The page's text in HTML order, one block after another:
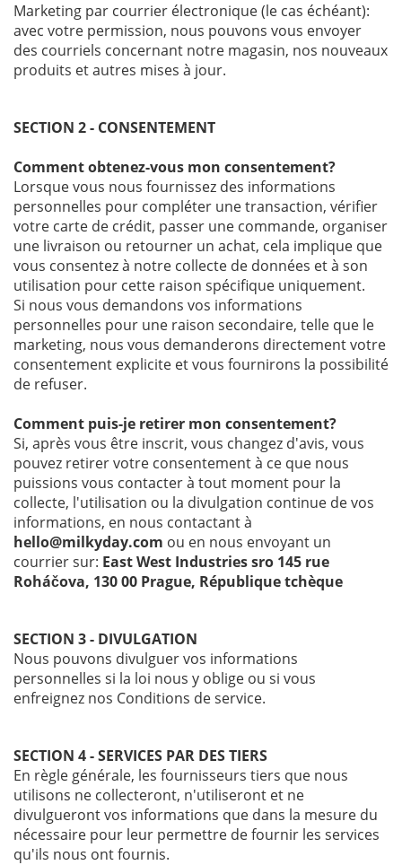
Marketing par courrier électronique (le cas échéant):
avec votre permission, nous pouvons vous envoyer
des courriels concernant notre magasin, nos nouveaux
produits et autres mises à jour.
SECTION 2 - CONSENTEMENT
Comment obtenez-vous mon consentement?
Lorsque vous nous fournissez des informations
personnelles pour compléter une transaction, vérifier
votre carte de crédit, passer une commande, organiser
une livraison ou retourner un achat, cela implique que
vous consentez à notre collecte de données et à son
utilisation pour cette raison spécifique uniquement.
Si nous vous demandons vos informations
personnelles pour une raison secondaire, telle que le
marketing, nous vous demanderons directement votre
consentement explicite et vous fournirons la possibilité
de refuser.
Comment puis-je retirer mon consentement?
Si, après vous être inscrit, vous changez d'avis, vous
pouvez retirer votre consentement à ce que nous
puissions vous contacter à tout moment pour la
collecte, l'utilisation ou la divulgation continue de vos
informations, en nous contactant à
hello@milkyday.com ou en nous envoyant un
courrier sur: East West Industries sro 145 rue
Roháčova, 130 00 Prague, République tchèque
SECTION 3 - DIVULGATION
Nous pouvons divulguer vos informations
personnelles si la loi nous y oblige ou si vous
enfreignez nos Conditions de service.
SECTION 4 - SERVICES PAR DES TIERS
En règle générale, les fournisseurs tiers que nous
utilisons ne collecteront, n'utiliseront et ne
divulgueront vos informations que dans la mesure du
nécessaire pour leur permettre de fournir les services
qu'ils nous ont fournis.